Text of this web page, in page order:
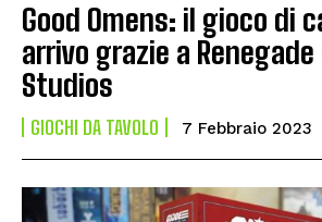
Good Omens: il gioco di
arrivo grazie a Renegade
Studios
GIOCHI DA TAVOLO 7 Febbraio 2023